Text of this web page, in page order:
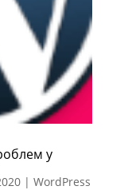
у
| WordPress